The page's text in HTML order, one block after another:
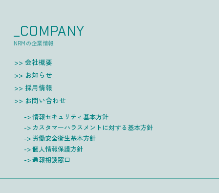
_COMPANY
NRMの企業情報
会社概要
お知らせ
採用情報
お問い合わせ
情報セキュリティ基本方針
カスタマーハラスメントに対する基本方針
労働安全衛生基本方針
個人情報保護方針
通報相談窓口